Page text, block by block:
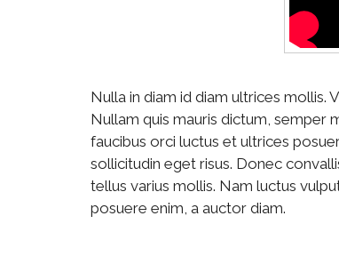
Nulla in diam id diam ultrices mollis.
Nullam quis mauris dictum, semper
faucibus orci luctus et ultrices
sollicitudin eget risus. Donec
tellus varius mollis. Nam luctus
posuere enim, a auctor diam.